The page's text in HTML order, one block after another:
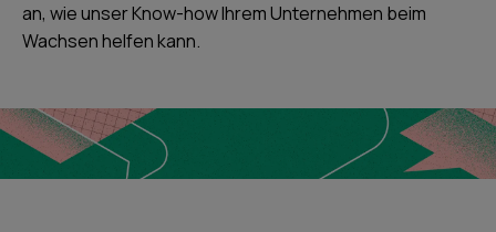
an, wie unser Know-how Ihrem Unternehmen beim
Wachsen helfen kann.